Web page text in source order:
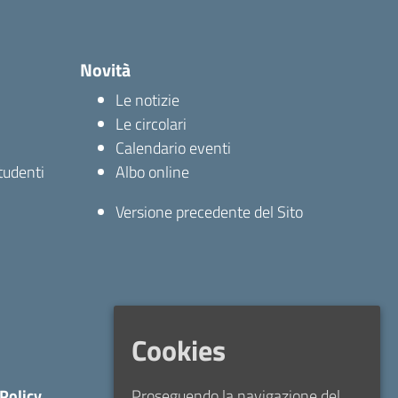
Novità
Le notizie
Le circolari
Calendario eventi
Albo online
Versione precedente del Sito
Cookies